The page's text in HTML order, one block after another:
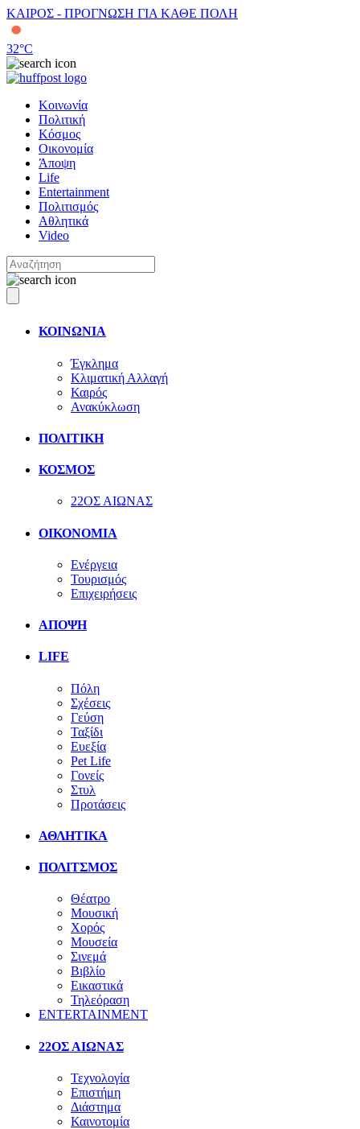
ΚΑΙΡΟΣ - ΠΡΟΓΝΩΣΗ ΓΙΑ ΚΑΘΕ ΠΟΛΗ
32°C
Κοινωνία
Πολιτική
Κόσμος
Οικονομία
Άποψη
Life
Entertainment
Πολιτισμός
Αθλητικά
Video
ΚΟΙΝΩΝΙΑ
Έγκλημα
Κλιματική Αλλαγή
Καιρός
Ανακύκλωση
ΠΟΛΙΤΙΚΗ
ΚΟΣΜΟΣ
22ΟΣ ΑΙΩΝΑΣ
ΟΙΚΟΝΟΜΙΑ
Ενέργεια
Τουρισμός
Επιχειρήσεις
ΑΠΟΨΗ
LIFE
Πόλη
Σχέσεις
Γεύση
Ταξίδι
Ευεξία
Pet Life
Γονείς
Στυλ
Προτάσεις
ΑΘΛΗΤΙΚΑ
ΠΟΛΙΤΣΜΟΣ
Θέατρο
Μουσική
Χορός
Μουσεία
Σινεμά
Βιβλίο
Εικαστικά
Τηλεόραση
ENTERTAINMENT
22ΟΣ ΑΙΩΝΑΣ
Τεχνολογία
Επιστήμη
Διάστημα
Καινοτομία